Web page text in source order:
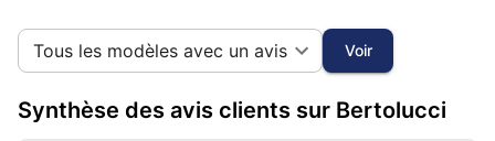
Tous les modèles avec un avis Voir
Synthèse des avis clients sur Bertolucci